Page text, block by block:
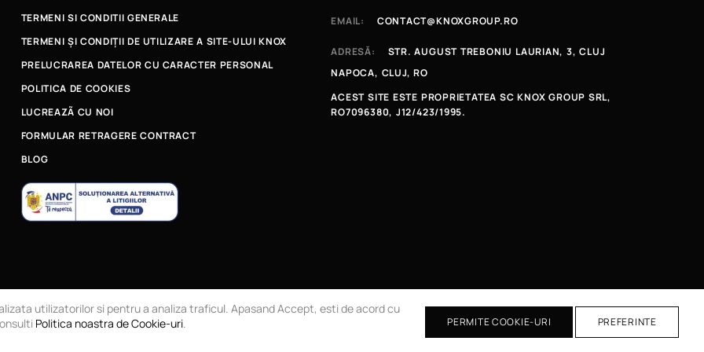
TERMENI SI CONDITII GENERALE
TERMENI ȘI CONDIȚII DE UTILIZARE A SITE-ULUI KNOX
PRELUCRAREA DATELOR CU CARACTER PERSONAL
POLITICA DE COOKIES
LUCREAZÃ CU NOI
FORMULAR RETRAGERE CONTRACT
BLOG
EMAIL: CONTACT@KNOXGROUP.RO
ADRESĂ:
STR. AUGUST TREBONIU LAURIAN, 3, CLUJ
NAPOCA, CLUJ, RO
ACEST SITE ESTE PROPRIETATEA SC KNOX GROUP SRL,
RO7096380, J12/423/1995.
Magazin online
utilizatorilor si pentru a analiza traficul. Apasand Accept, esti de acord cu
Politica noastra de Cookie-uri. PERMITE COOKIE-URI PREFERINTE